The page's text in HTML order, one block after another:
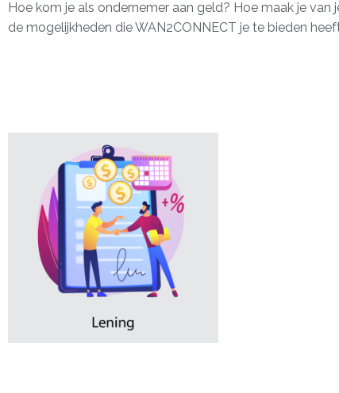
Hoe kom je als ondernemer aan geld? Hoe maak je
de mogelijkheden die WAN2CONNECT je te bieden